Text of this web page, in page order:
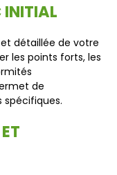
INITIAL
détaillée de votre
les points forts, les
de